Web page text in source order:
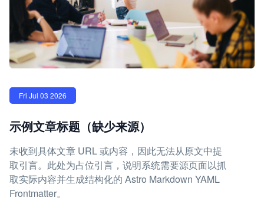
Fri Jul 03 2026
示例文章标题（缺少来源）
未收到具体文章 URL 或内容，因此无法从原文中提
取引言。此处为占位引言，说明系统需要源页面以抓
取实际内容并生成结构化的 Astro Markdown YAML
Frontmatter。